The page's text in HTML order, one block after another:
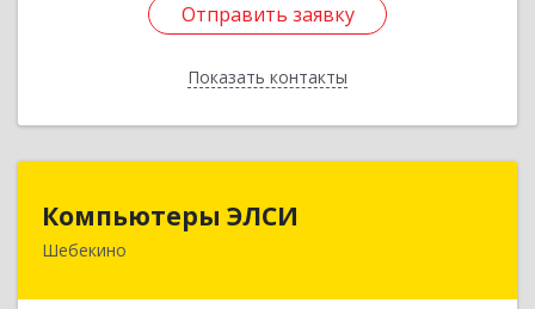
Отправить заявку
Показать контакты
Отправить заявку
Назад
Компьютеры ЭЛСИ
Шебекино